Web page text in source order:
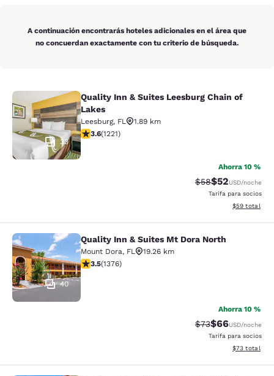
A continuación encontrarás hoteles adicionales en el área que
no concuerdan exactamente con tu criterio de búsqueda.
Quality Inn & Suites Leesburg
33
Quality Inn & Suites Leesburg Chain of
Lakes
Leesburg, FL
1.89 km
Calificación de 3.56 estrellas. Bueno. 1221 reseñas
3.6(1221)
Ahorra 10 %
Tarifa tachada:
$58Tarifa
$52USD/noche
Tarifa para socios
Ver detalles
$59 total
Quality Inn & Suites Mt Dora North
40
Quality Inn & Suites Mt Dora North
Mount Dora, FL
19.26 km
Calificación de 3.46 estrellas. Bueno. 1376 reseñas
3.5(1376)
Ahorra 10 %
Tarifa tachada:
$73Tarifa
$66USD/noche
Tarifa para socios
Ver detalles
$73 total